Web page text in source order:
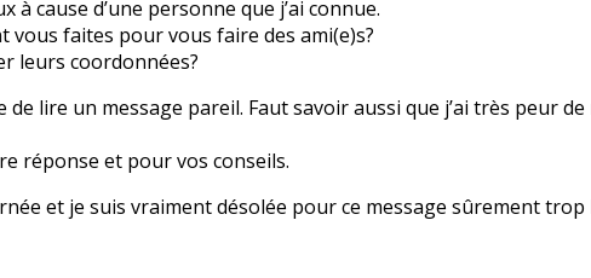
à cause d’une personne que j’ai connue.
vous faites pour vous faire des ami(e)s?
leurs coordonnées?
lire un message pareil. Faut savoir aussi que j’ai très peur
réponse et pour vos conseils.
et je suis vraiment désolée pour ce message sûrement trop